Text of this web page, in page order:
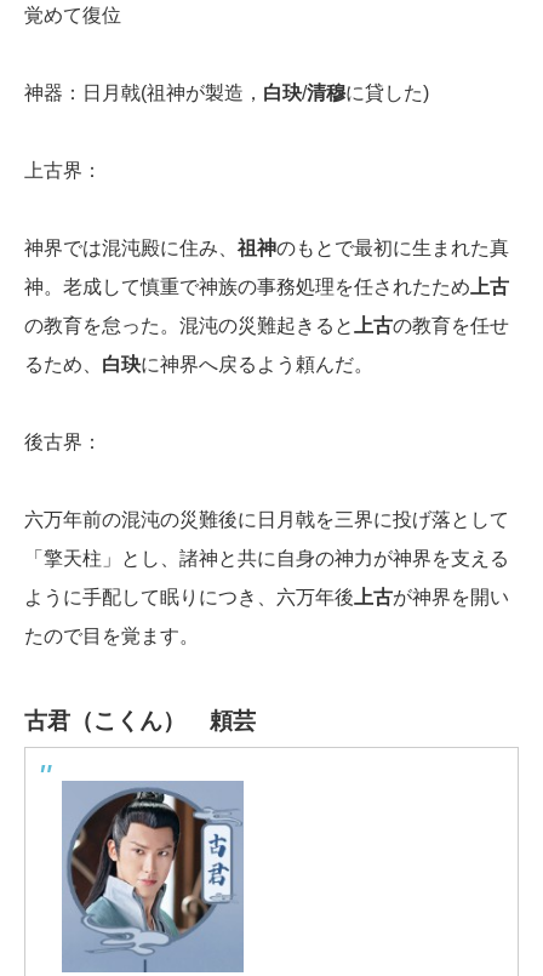
覚めて復位
神器：日月戟(祖神が製造， 白玦/清穆に貸した)
上古界：
神界では混沌殿に住み、 祖神のもとで最初に生まれた真
神。老成して慎重で神族の事務処理を任されたため 上古
の教育を怠った。混沌の災難起きると
上古の教育を任せ
るため、 白玦に神界へ戻るよう頼んだ。
後古界：
六万年前の混沌の災難後に日月戟を三界に投げ落として
「擎天柱」とし、諸神と共に自身の神力が神界を支える
ように手配して眠りにつき、六万年後 上古が神界を開い
たので目を覚ます。
古君（こくん） 頼芸